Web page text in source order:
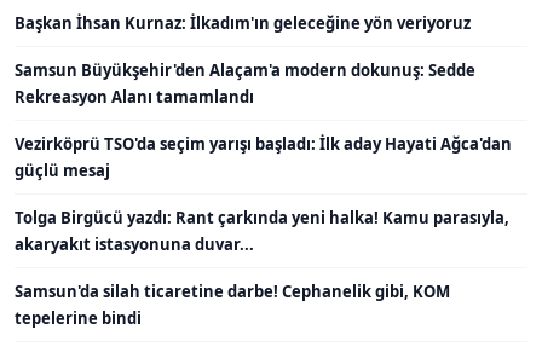
Başkan İhsan Kurnaz: İlkadım'ın geleceğine yön veriyoruz
Samsun Büyükşehir'den Alaçam'a modern dokunuş: Sedde
Rekreasyon Alanı tamamlandı
Vezirköprü TSO'da seçim yarışı başladı: İlk aday Hayati Ağca'dan
güçlü mesaj
Tolga Birgücü yazdı: Rant çarkında yeni halka! Kamu parasıyla,
akaryakıt istasyonuna duvar...
Samsun'da silah ticaretine darbe! Cephanelik gibi, KOM
tepelerine bindi